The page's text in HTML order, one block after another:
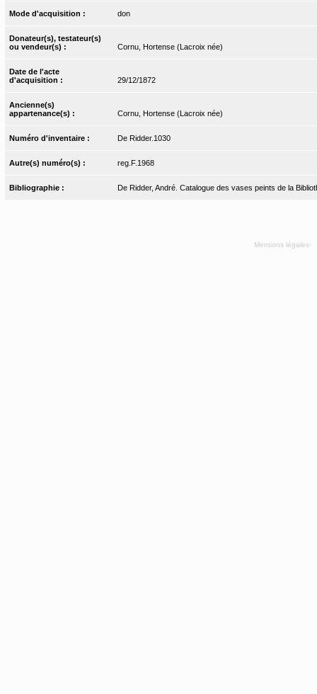
Mode d'acquisition : don
Donateur(s), testateur(s)
ou vendeur(s) :
Cornu, Hortense (Lacroix née)
Date de l'acte
d'acquisition :
29/12/1872
Ancienne(s)
appartenance(s) :
Cornu, Hortense (Lacroix née)
Numéro d'inventaire : De Ridder.1030
Autre(s) numéro(s) : reg.F.1968
Bibliographie : De Ridder, André. Catalogue des vases peints de la
Mentions légales